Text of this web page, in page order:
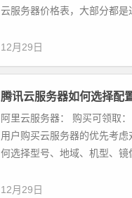
云服务器价格表，大部分都
12月29日
腾讯云服务器如何选择配
阿里云服务器： 购买可领取
用户购买云服务器的优先考
何选择型号、地域、机型、
12月29日